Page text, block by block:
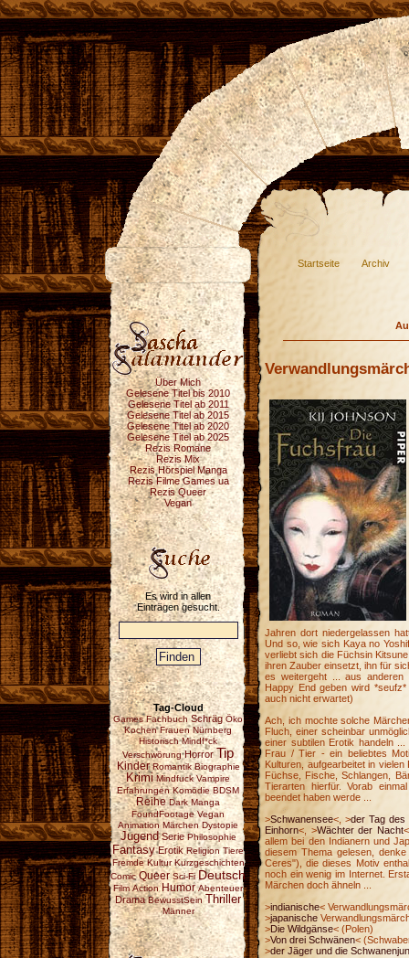
Startseite Archiv
Über Mich
Gelesene Titel bis 2010
Gelesene Titel ab 2011
Gelesene Titel ab 2015
Gelesene Titel ab 2020
Gelesene Titel ab 2025
Rezis Romane
Rezis Mix
Rezis Hörspiel Manga
Rezis Filme Games ua
Rezis Queer
Vegan
Es wird in allen
Einträgen gesucht.
Tag-Cloud
Games Fachbuch Schräg Öko
Kochen Frauen Nürnberg
Historisch Mindf*ck
Verschwörung Horror Tip
Kinder Romantik Biographie
Krimi Mindfuck Vampire
Erfahrungen Komödie BDSM
Reihe Dark Manga
FoundFootage Vegan
Animation Märchen Dystopie
Jugend Serie Philosophie
Fantasy Erotik Religion Tiere
Fremde Kultur Kurzgeschichten
Comic Queer Sci-Fi Deutsch
Film Action Humor Abenteuer
Drama BewusstSein Thriller
Männer
Jahren dort niedergelassen
Und so, wie sich Kaya no
verliebt sich die Füchsin
ihren Zauber einsetzt, ihn für
es weitergeht ... aus
Happy End geben wird
auch nicht erwartet)
Ach, ich mochte solche
Fluch, einer scheinbar
einer subtilen Erotik handeln
Frau / Tier - ein beliebtes
Kulturen, aufgearbeitet in
Füchse, Fische, Schlangen,
Tierarten hierfür. Vorab
beendet haben werde ...
>Schwanensee<, >der Tag des
Einhorn<, >Wächter der Nacht
allem bei den Indianern und
diesem Thema gelesen,
Ceres"), die dieses Motiv
noch ein wenig im Internet.
Märchen doch ähneln ...
>indianische<
>japanische
>Die Wildgänse< (Polen)
>Von drei Schwänen<
>der Jäger und die